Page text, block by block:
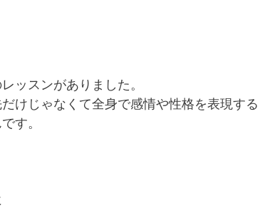
ッスンがありました。
けじゃなくて全身で感情や性格を表現する
す。